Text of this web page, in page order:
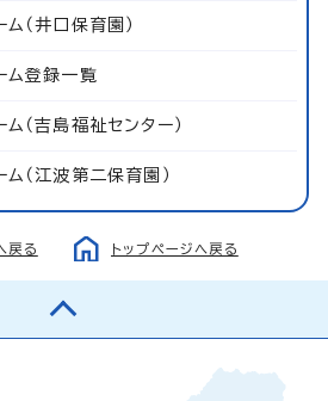
（井口保育園）
ム登録一覧
（吉島福祉センター）
（江波第二保育園）
戻る トップページへ戻る